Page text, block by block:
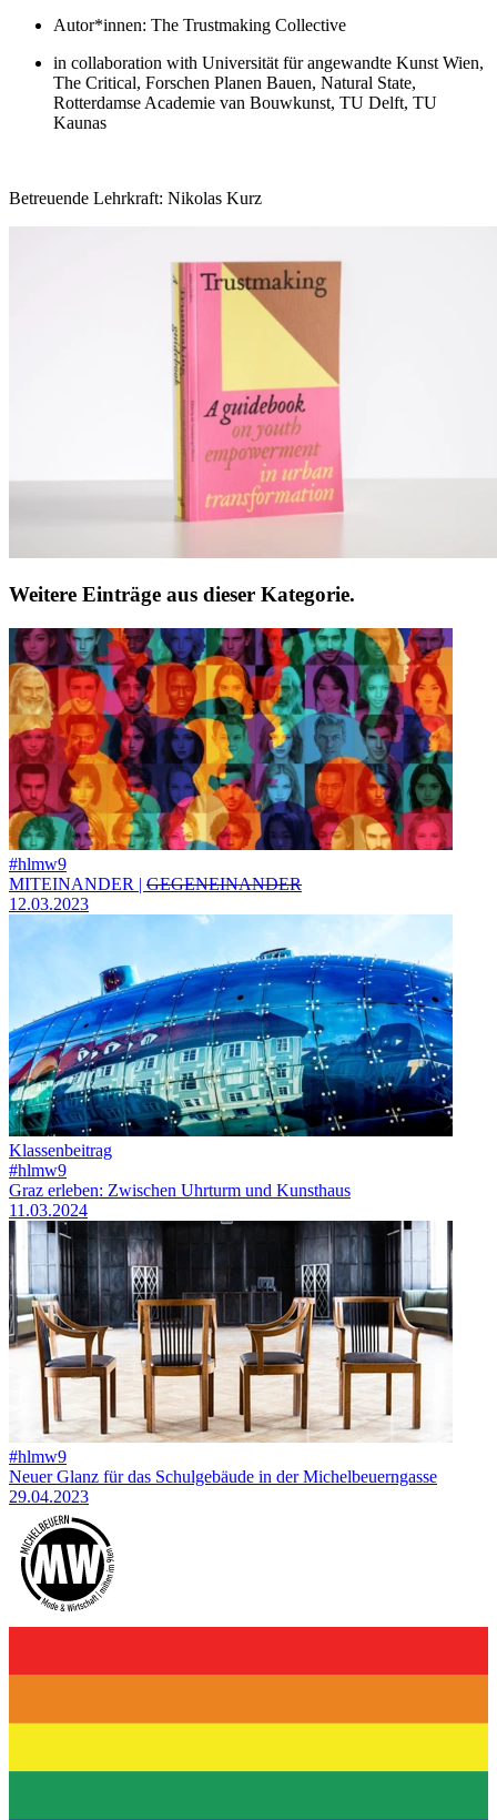
Autor*innen: The Trustmaking Collective
in collaboration with Universität für angewandte Kunst Wien,
The Critical, Forschen Planen Bauen, Natural State,
Rotterdamse Academie van Bouwkunst, TU Delft, TU
Kaunas
Betreuende Lehrkraft: Nikolas Kurz
Weitere Einträge aus dieser Kategorie.
#hlmw9
MITEINANDER | GEGENEINANDER
12.03.2023
Klassenbeitrag
#hlmw9
Graz erleben: Zwischen Uhrturm und Kunsthaus
11.03.2024
#hlmw9
Neuer Glanz für das Schulgebäude in der Michelbeuerngasse
29.04.2023